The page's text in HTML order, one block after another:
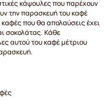
κάψουλες που παρέχουν
την παρασκευή του καφέ
που θα απολαύσεις έχει
σοκολάτας. Κάθε
αυτού του καφέ μέτριου